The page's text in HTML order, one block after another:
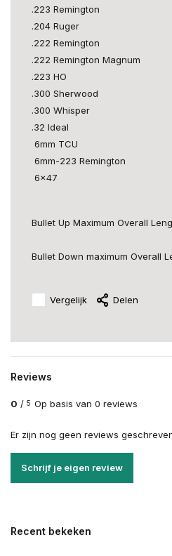
.223 Remington
.204 Ruger
.222 Remington
.222 Remington Magnum
.223 HO
.300 Sherwood
.300 Whisper
.32 Ideal
6mm TCU
6mm-223 Remington
6x47
Bullet Up Maximum Overall
Bullet Down maximum Overall
Vergelijk Delen
Reviews
0 / 5 Op basis van 0 reviews
Er zijn nog geen reviews
Schrijf je eigen review
Recent bekeken